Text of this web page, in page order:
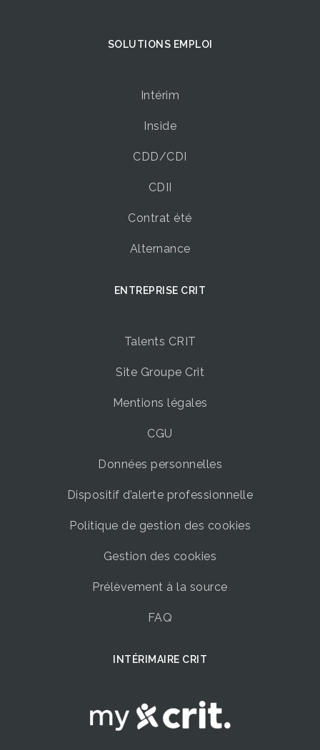
SOLUTIONS EMPLOI
Intérim
Inside
CDD/CDI
CDII
Contrat été
Alternance
ENTREPRISE CRIT
Talents CRIT
Site Groupe Crit
Mentions légales
CGU
Données personnelles
Dispositif d’alerte professionnelle
Politique de gestion des cookies
Gestion des cookies
Prélèvement à la source
FAQ
INTÉRIMAIRE CRIT